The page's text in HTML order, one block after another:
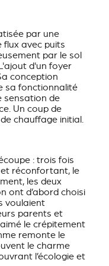
par une
flux avec puits
par le sol
d'un foyer
conception
sa fonctionnalité
sensation de
Un coup de
chauffage initial.
: trois fois
et réconfortant, le
les deux
ont d’abord choisi
voulaient
parents et
le crépitement
remonte le
le charme
l’écologie et